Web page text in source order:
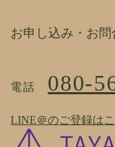
お申し込み・お問
電話 080-
LINE＠のご登録は